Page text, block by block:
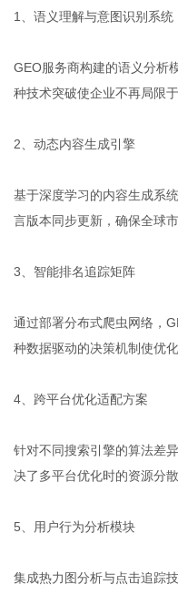
1、语义理解与意图识别系统
GEO服务商构建的语义分析
种技术突破使企业不再局限
2、动态内容生成引擎
基于深度学习的内容生成系
言版本同步更新，确保全球
3、智能排名追踪矩阵
通过部署分布式爬虫网络，
种数据驱动的决策机制使优
4、跨平台优化适配方案
针对不同搜索引擎的算法差
决了多平台优化时的资源分散
5、用户行为分析模块
集成热力图分析与点击追踪